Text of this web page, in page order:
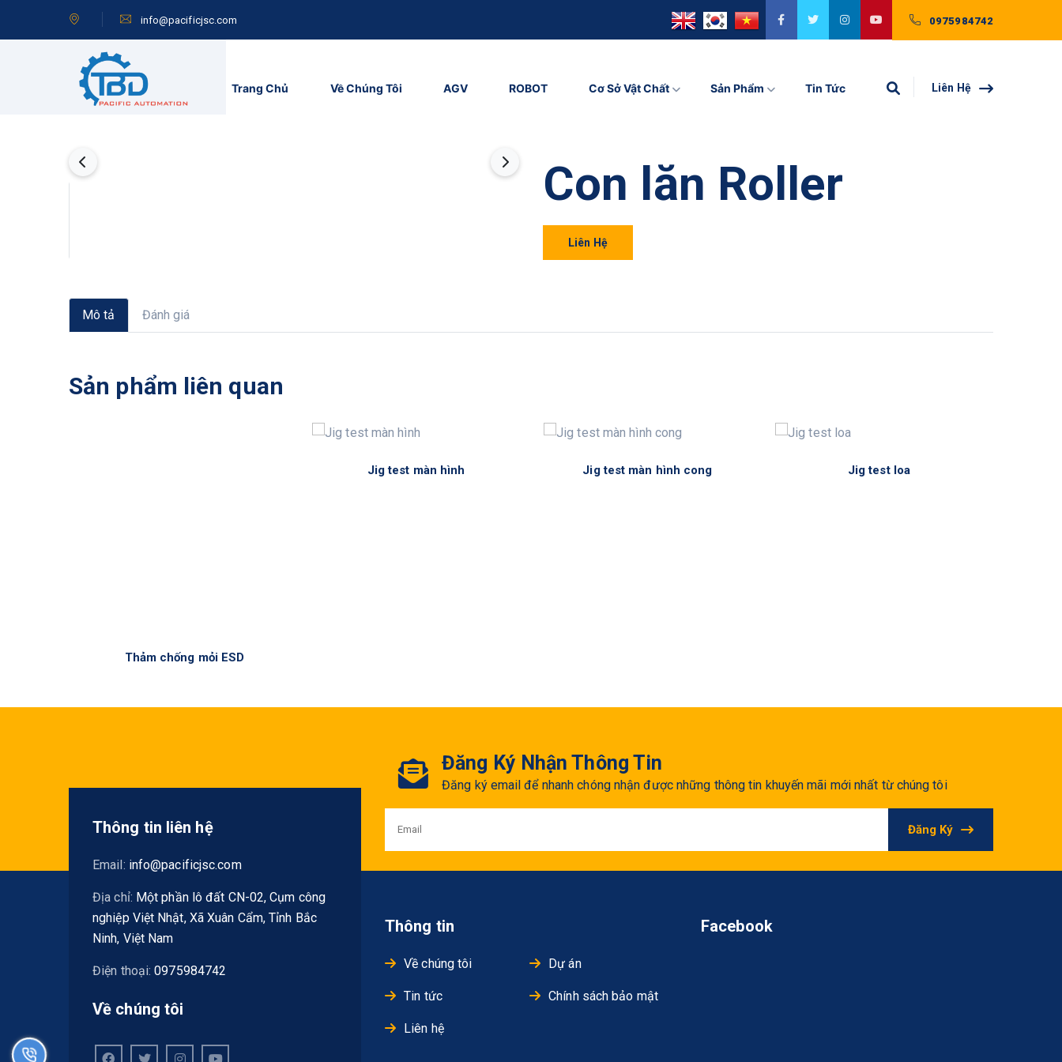
info@pacificjsc.com 0975984742
Trang Chủ Về Chúng Tôi AGV ROBOT Cơ Sở Vật Chất Sản Phẩm Tin Tức Liên Hệ
Con lăn Roller
Liên Hệ
Mô tả Đánh giá
Sản phẩm liên quan
Thảm chống mỏi ESD
Jig test màn hình Jig test màn hình cong Jig test loa
Đăng Ký Nhận Thông Tin
Đăng ký email để nhanh chóng nhận được những thông tin khuyến mãi mới nhất từ chúng tôi
Đăng Ký
Thông tin liên hệ
Email: info@pacificjsc.com
Địa chỉ: Một phần lô đất CN-02, Cụm công
nghiệp Việt Nhật, Xã Xuân Cẩm, Tỉnh Bắc
Ninh, Việt Nam
Điện thoại:0975984742
Về chúng tôi
Thông tin
Về chúng tôi Dự án
Tin tức Chính sách bảo mật
Liên hệ
Facebook